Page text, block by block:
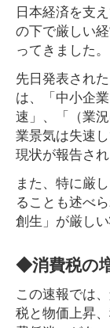
日本経済を支
の下で厳しい
ってきました。
先日発表され
は、「中小企
速」、「（業
業景気は失速
現状が報告され
また、特に厳
ることも述べ
創生」が厳し
◆消費税の
この速報では
税と物価上昇